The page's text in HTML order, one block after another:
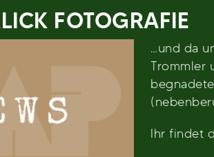
FOTOGRAFIE
…und da
Trommler
Ihr findet